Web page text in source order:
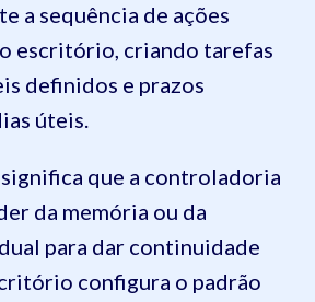
a sequência de ações
escritório, criando tarefas
definidos e prazos
úteis.
que a controladoria
da memória ou da
para dar continuidade
configura o padrão